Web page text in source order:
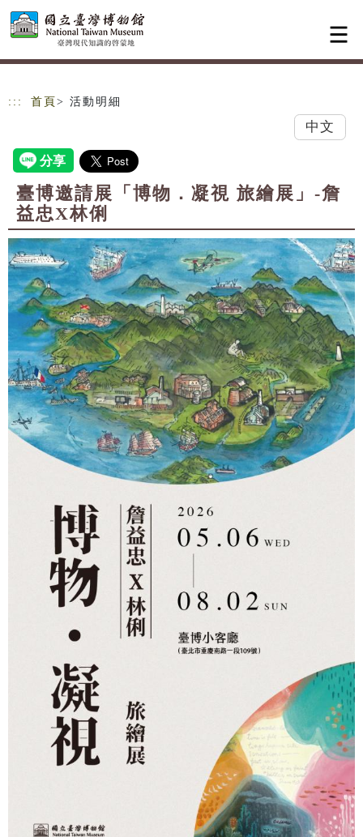
跳到主要內容
網站導覽
::: 首頁 > 活動明細
中文
臺博邀請展「博物．凝視 旅繪展」-詹
益忠X林俐